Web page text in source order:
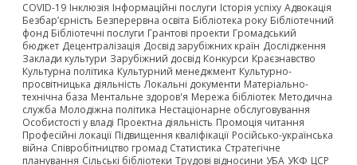
COVID-19 Інклюзія Інформаційні послуги Історія успіху Адвокація
Безбар’єрність Безперервна освіта Бібліотека року Бібліотечний
фонд Бібліотечні послуги Грантові проекти Громадський
бюджет Децентралізація Досвід зарубіжних країн Дослідження
Заклади культури Зарубіжний досвід Конкурси Краєзнавство
Культурна політика Культурний менеджмент Культурно-
просвітницька діяльність Локальні документи Матеріально-
технічна база Ментальне здоров'я Мережа бібліотек Методична
служба Молодіжна політика Нестаціонарне обслуговування
Особистості у владі Проектна діяльність Промоція читання
Професійні локації Підвищення кваліфікації Російсько-українська
війна Співробітництво громад Статистика Стратегічне
планування Сільські бібліотеки Трудові відносини УБА УКФ ЦСР